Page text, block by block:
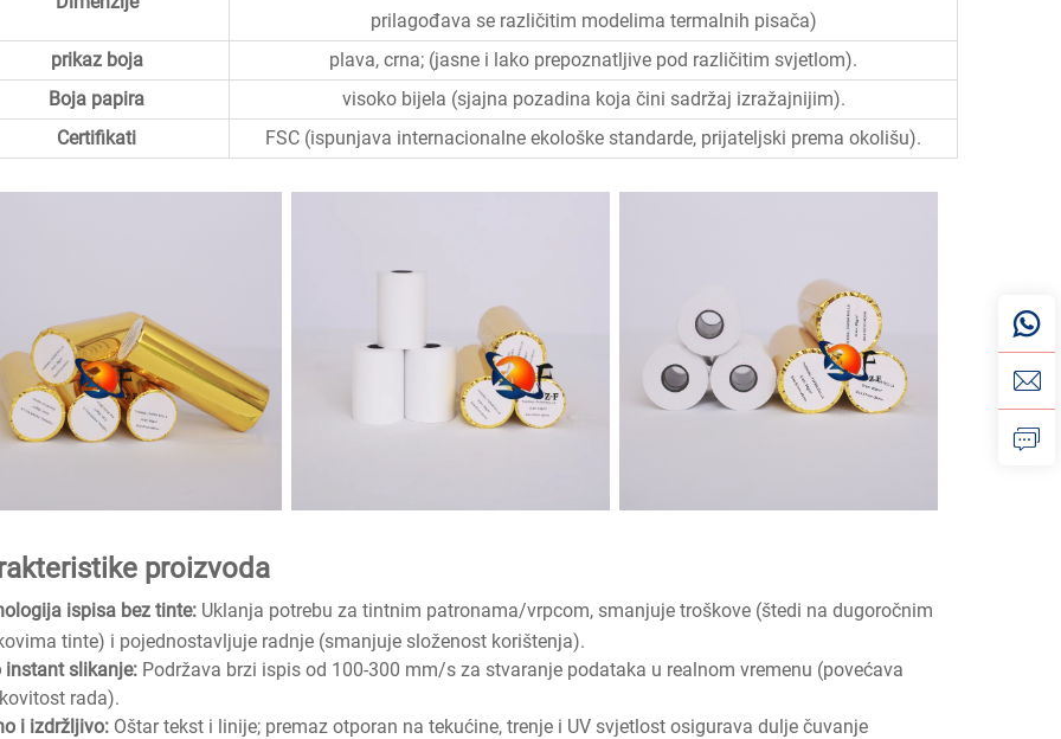
prilagođava se različitim modelima termalnih pisača)
prikaz boja
plava, crna; (jasne i lako prepoznatljive pod različitim svjetlom).
Boja papira
visoko bijela (sjajna pozadina koja čini sadržaj izražajnijim).
Certifikati
FSC (ispunjava internacionalne ekološke standarde, prijateljski prema okolišu).
proizvoda
ispisa bez tinte: Uklanja potrebu za tintnim patronama/vrpcom, smanjuje troškove (štedi na dugoročnim
tinte) i pojednostavljuje radnje (smanjuje složenost korištenja).
instant slikanje: Podržava brzi ispis od 100-300 mm/s za stvaranje podataka u realnom vremenu (povećava
rada).
i izdržljivo: Oštar tekst i linije; premaz otporan na tekućine, trenje i UV svjetlost osigurava dulje čuvanje